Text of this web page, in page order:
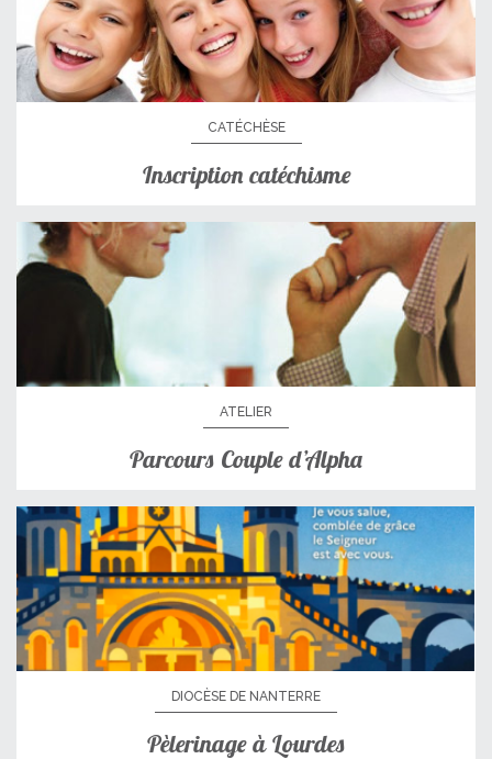
CATÉCHÈSE
Inscription catéchisme
ATELIER
Parcours Couple d’Alpha
DIOCÈSE DE NANTERRE
Pèlerinage à Lourdes